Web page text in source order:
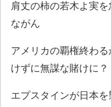
肩丈の柿の若木よ実
ながん
アメリカの覇権終わる
けずに無謀な賭けに？
エプスタインが日本